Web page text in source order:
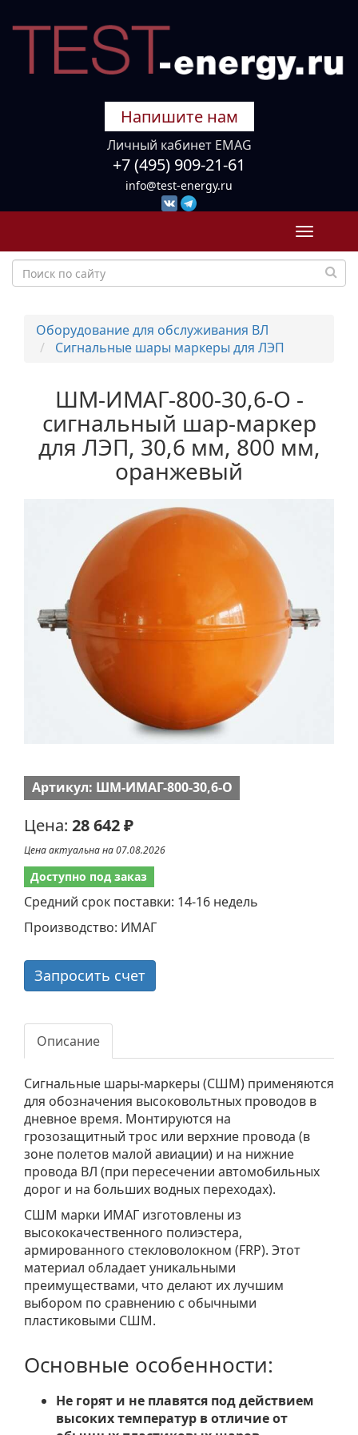
Напишите нам
Личный кабинет EMAG
+7 (495) 909-21-61
info@test-energy.ru
Toggle
Оборудование для обслуживания ВЛ
Сигнальные шары маркеры для ЛЭП
ШМ-ИМАГ-800-30,6-О -
сигнальный шар-маркер
для ЛЭП, 30,6 мм, 800 мм,
оранжевый
Артикул: ШМ-ИМАГ-800-30,6-О
Цена: 28 642 ₽
Цена актуальна на 07.08.2026
Доступно под заказ
Средний срок поставки: 14-16 недель
Производство: ИМАГ
Запросить счет
Описание
Сигнальные шары-маркеры (СШМ) применяются
для обозначения высоковольтных проводов в
дневное время. Монтируются на
грозозащитный трос или верхние провода (в
зоне полетов малой авиации) и на нижние
провода ВЛ (при пересечении автомобильных
дорог и на больших водных переходах).
СШМ марки ИМАГ изготовлены из
высококачественного полиэстера,
армированного стекловолокном (FRP). Этот
материал обладает уникальными
преимуществами, что делают их лучшим
выбором по сравнению с обычными
пластиковыми СШМ.
Основные особенности:
Не горят и не плавятся под действием
высоких температур в отличие от